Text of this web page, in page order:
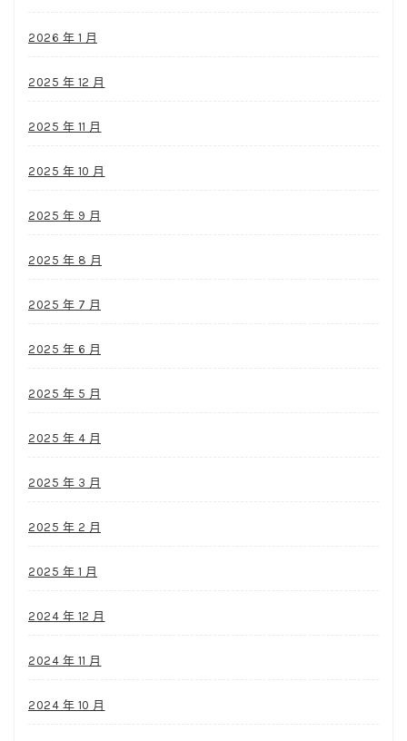
2026 年 1 月
2025 年 12 月
2025 年 11 月
2025 年 10 月
2025 年 9 月
2025 年 8 月
2025 年 7 月
2025 年 6 月
2025 年 5 月
2025 年 4 月
2025 年 3 月
2025 年 2 月
2025 年 1 月
2024 年 12 月
2024 年 11 月
2024 年 10 月